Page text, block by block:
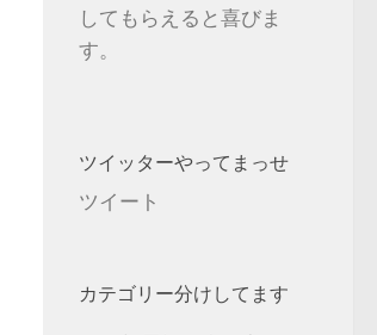
してもらえると喜びま
す。
ツイッターやってまっせ
ツイート
カテゴリー分けしてます